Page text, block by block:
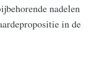
nadelen
in de